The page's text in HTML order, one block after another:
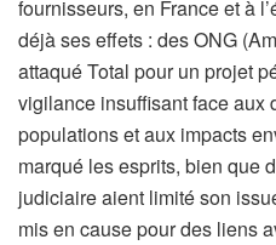
fournisseurs, en France et à
déjà ses effets : des ONG
attaqué Total pour un projet
vigilance insuffisant face aux
populations et aux impacts
marqué les esprits, bien que
judiciaire aient limité son
mis en cause pour des liens